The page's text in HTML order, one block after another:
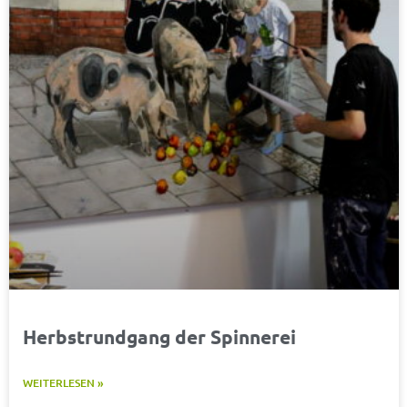
Herbstrundgang der Spinnerei
WEITERLESEN »